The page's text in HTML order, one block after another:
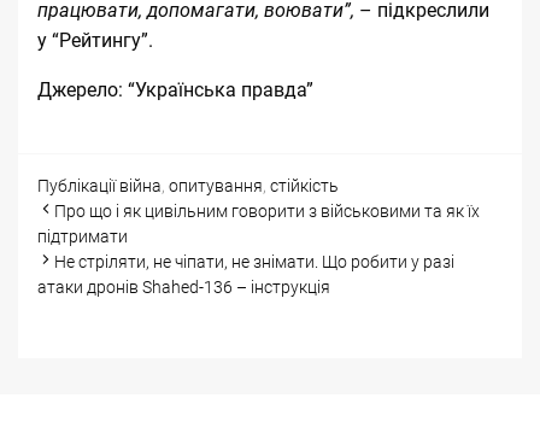
працювати, допомагати, воювати”, – підкреслили
у “Рейтингу”.
Джерело: “Українська правда”
Categories
Публікації Tags
війна, опитування, стійкість
Post
navigation
Про що і як цивільним говорити з військовими та як їх
підтримати
Не стріляти, не чіпати, не знімати. Що робити у разі
атаки дронів Shahed-136 – інструкція